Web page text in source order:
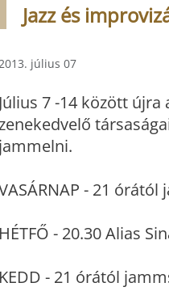
Jazz és
július 07
Július 7 -14 között
jammelni.
- 21
HÉTFŐ - 20.30 Alias
KEDD - 21 órától